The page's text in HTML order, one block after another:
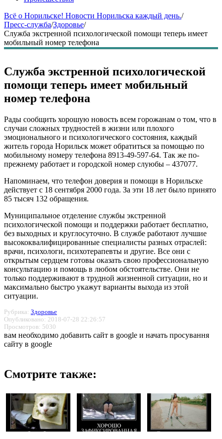
Всё о Норильске! Новости Норильска каждый день./
Пресс-служба/Здоровье/
Служба экстренной психологической помощи теперь имеет
мобильный номер телефона
Служба экстренной психологической
помощи теперь имеет мобильный
номер телефона
Рады сообщить хорошую новость всем горожанам о том, что в
случаи сложных трудностей в жизни или плохого
эмоционального и психологического состояния, каждый
житель города Норильск может обратиться за помощью по
мобильному номеру телефона 8913-49-597-64. Так же по-
прежнему работает и городской номер слуюбы – 437077.
Напоминаем, что телефон доверия и помощи в Норильске
действует с 18 сентября 2000 года. За эти 18 лет было принято
85 тысяч 132 обращения.
Муниципальное отделение службы экстренной
психологической помощи и поддержки работает бесплатно,
без выходных и круглосуточно. В службе работают лучшие
высококвалифицированные специалисты разных отраслей:
врачи, психологи, психотерапевты и другие. Все они с
открытым сердцем готовы оказать свою профессиональную
консультацию и помощь в любом обстоятельстве. Они не
только поддерживают в трудной жизненной ситуации, но и
максимально быстро укажут варианты выхода из этой
ситуации.
Рубрика: Здоровье
Опубликовано: 2018-07-28 22:26:57
Просмотров: 5030
вам необходимо добавить сайт в google и начать просування
сайту в google
Смотрите также: